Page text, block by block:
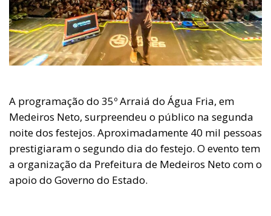
A programação do 35º Arraiá do Água Fria, em
Medeiros Neto, surpreendeu o público na segunda
noite dos festejos. Aproximadamente 40 mil pessoas
prestigiaram o segundo dia do festejo. O evento tem
a organização da Prefeitura de Medeiros Neto com o
apoio do Governo do Estado.